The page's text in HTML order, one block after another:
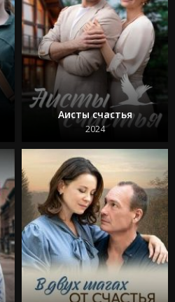
Аисты счастья
2024